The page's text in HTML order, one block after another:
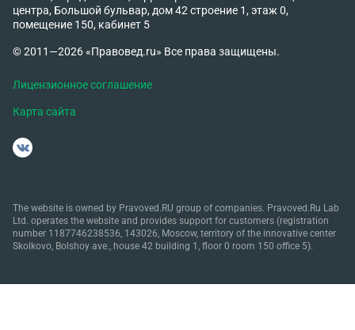
центра, Большой бульвар, дом 42 строение 1, этаж 0,
помещение 150, кабинет 5
© 2011—2026 «Правовед.ru» Все права защищены.
Лицензионное соглашение
Карта сайта
The website is owned by Pravoved.RU group of companies. Pravoved.Ru Lab
Ltd. operates the website and provides support for customers (registration
number 1187746238536, 143026, Moscow, territory of the innovative center
Skolkovo, Bolshoy ave., house 42 building 1, floor 0 room 150 office 5).